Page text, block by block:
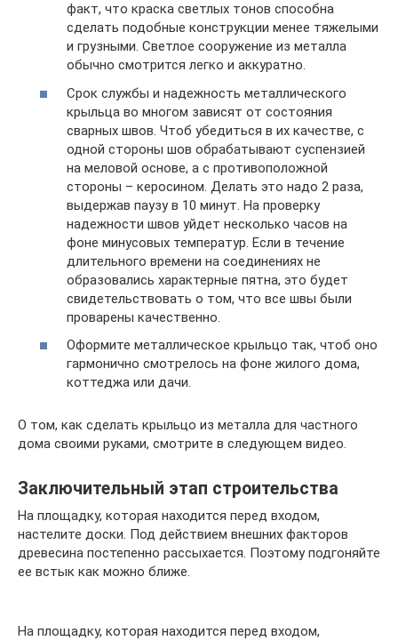
факт, что краска светлых тонов способна
сделать подобные конструкции менее тяжелыми
и грузными. Светлое сооружение из металла
обычно смотрится легко и аккуратно.
Срок службы и надежность металлического
крыльца во многом зависят от состояния
сварных швов. Чтоб убедиться в их качестве, с
одной стороны шов обрабатывают суспензией
на меловой основе, а с противоположной
стороны – керосином. Делать это надо 2 раза,
выдержав паузу в 10 минут. На проверку
надежности швов уйдет несколько часов на
фоне минусовых температур. Если в течение
длительного времени на соединениях не
образовались характерные пятна, это будет
свидетельствовать о том, что все швы были
проварены качественно.
Оформите металлическое крыльцо так, чтоб оно
гармонично смотрелось на фоне жилого дома,
коттеджа или дачи.
О том, как сделать крыльцо из металла для частного
дома своими руками, смотрите в следующем видео.
Заключительный этап строительства
На площадку, которая находится перед входом,
настелите доски. Под действием внешних факторов
древесина постепенно рассыхается. Поэтому подгоняйте
ее встык как можно ближе.
На площадку, которая находится перед входом,